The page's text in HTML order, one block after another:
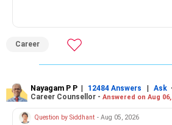
– Keep separate planning for your
– These steps can help you retire
and financial comfort.
K. Ramalingam, MBA, CFP,
Career
Nayagam P P | 12484 Answers | Ask
Career Counsellor - Answered on Aug 06,
Question by Siddhant - Aug 05, 2026